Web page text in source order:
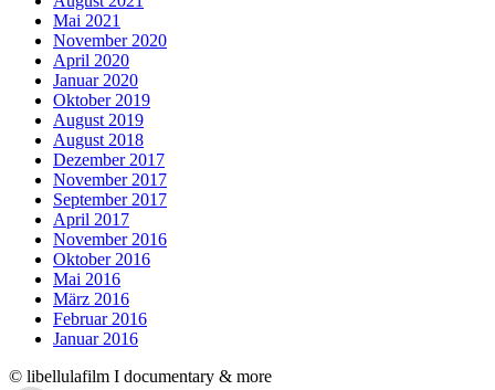
Mai 2021
November 2020
April 2020
Januar 2020
Oktober 2019
August 2019
August 2018
Dezember 2017
November 2017
September 2017
April 2017
November 2016
Oktober 2016
Mai 2016
März 2016
Februar 2016
Januar 2016
© libellulafilm I documentary & more